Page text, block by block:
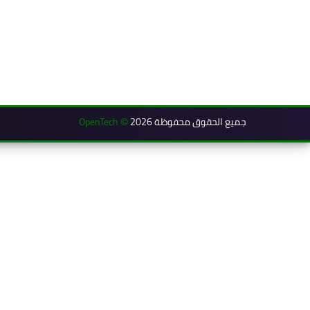
جميع الحقوق محفوظة 2026 ©
OpenTech